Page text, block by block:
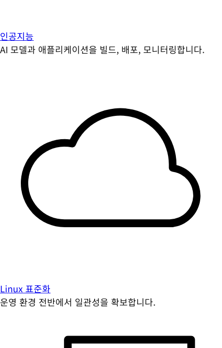
인공지능
AI 모델과 애플리케이션을 빌드, 배포, 모니터링합니다.
Linux 표준화
운영 환경 전반에서 일관성을 확보합니다.